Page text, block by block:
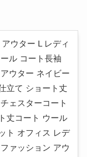
ウター L レディ
ル コート長袖
ウター ネイビー
立て ショート丈
ェスターコート
丈コート ウール
ト オフィス レデ
ァッション アウ